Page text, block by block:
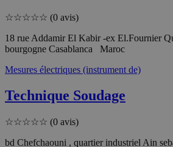
☆☆☆☆☆ (0 avis)
18 rue Addamir El Kabir -ex El.Fournier
bourgogne Casablanca Maroc
Mesures électriques (instrument de)
Technique Soudage
☆☆☆☆☆ (0 avis)
bd Chefchaouni , quartier industriel Ain